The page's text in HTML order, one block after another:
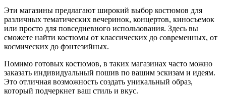
Эти магазины предлагают широкий выбор костюмов для
различных тематических вечеринок, концертов, киносъемок
или просто для повседневного использования. Здесь вы
сможете найти костюмы от классических до современных, от
космических до фэнтезийных.
Помимо готовых костюмов, в таких магазинах часто можно
заказать индивидуальный пошив по вашим эскизам и идеям.
Это отличная возможность создать уникальный образ,
который подчеркнет ваш стиль и вкус.